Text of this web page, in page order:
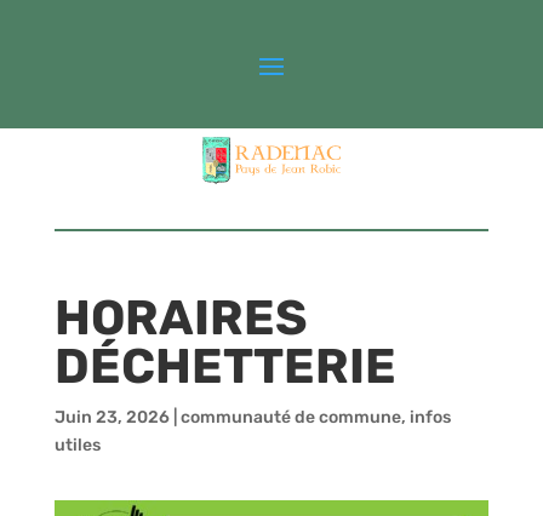
HORAIRES
DÉCHETTERIE
Juin 23, 2026| communauté de commune, infos
utiles